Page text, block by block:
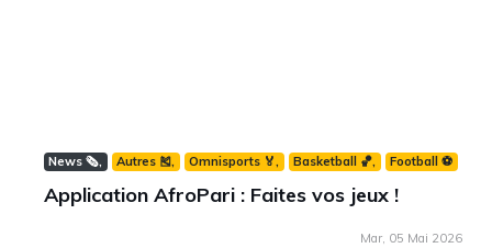
News 🗞️ Autres 🎽 Omnisports 🏅 Basketball 🏀 Football ⚽️
Application AfroPari : Faites vos jeux !
Mar, 05 Mai 2026